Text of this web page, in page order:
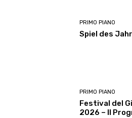
PRIMO PIANO
Spiel des
PRIMO PIANO
Festival del
2026 – Il